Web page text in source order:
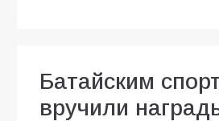
Батайским
вручили